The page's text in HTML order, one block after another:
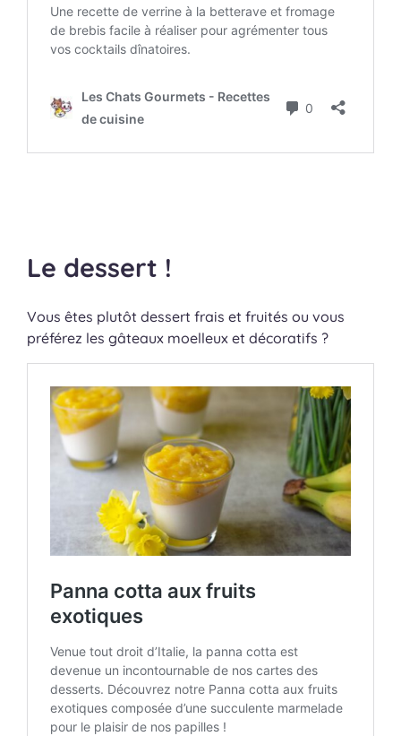
Le dessert !
Vous êtes plutôt dessert frais et fruités ou vous
préférez les gâteaux moelleux et décoratifs ?